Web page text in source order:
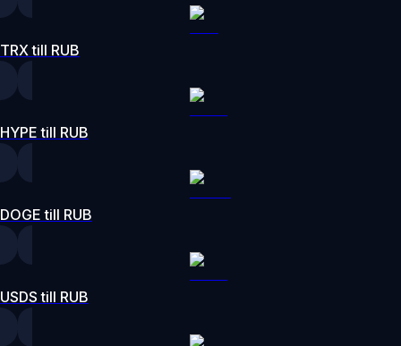
TRX till RUB
HYPE till RUB
DOGE till RUB
USDS till RUB